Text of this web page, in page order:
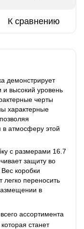
К сравнению
демонстрирует
и высокий уровень
черты
характерные
в атмосферу этой
с размерами 16.7
защиту во
коробки
легко переносить
в
ассортимента
станет